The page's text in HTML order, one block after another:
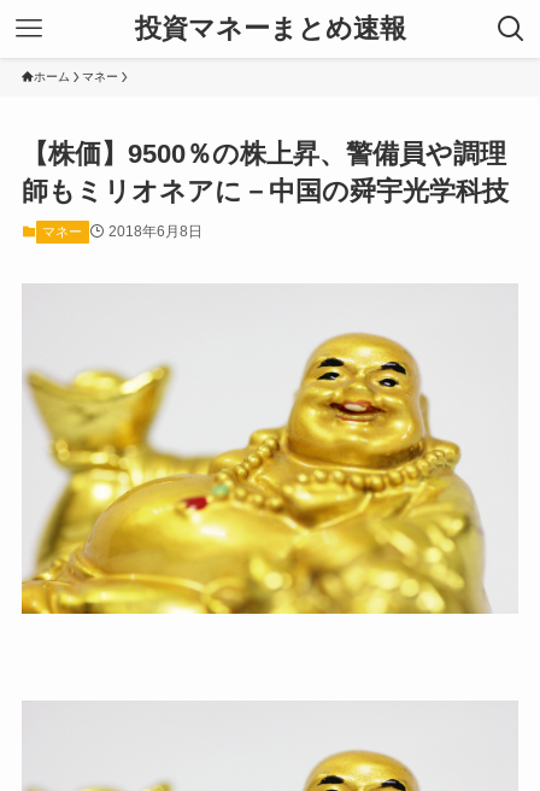
投資マネーまとめ速報
ホーム マネー
【株価】9500％の株上昇、警備員や調理
師もミリオネアに－中国の舜宇光学科技
マネー 2018年6月8日